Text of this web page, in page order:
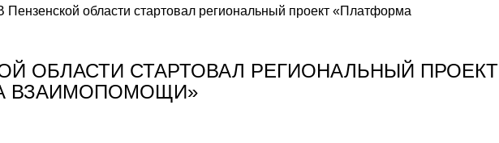
Пензенской области стартовал региональный проект «Платформа
ОБЛАСТИ СТАРТОВАЛ РЕГИОНАЛЬНЫЙ ПРОЕКТ
ВЗАИМОПОМОЩИ»